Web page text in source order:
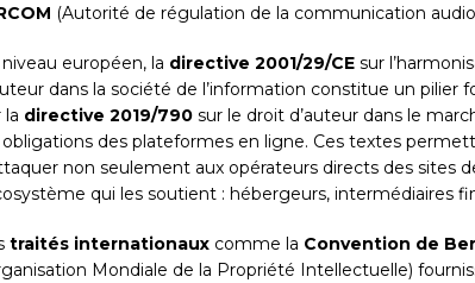
(Autorité de régulation de la communication
européen, la directive 2001/29/CE sur
dans la société de l’information constitue un
la directive 2019/790 sur le droit d’auteur dans le
obligations des plateformes en ligne. Ces textes
non seulement aux opérateurs directs des sites
qui les soutient : hébergeurs, intermédiaires
traités internationaux comme la Convention de
Mondiale de la Propriété Intellectuelle)